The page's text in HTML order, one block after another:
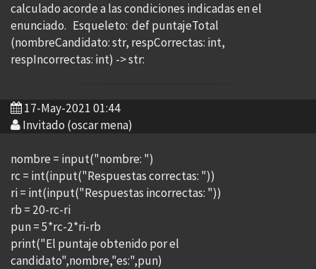
calculado acorde a las condiciones indicadas en el
enunciado. Esqueleto: def puntajeTotal
(nombreCandidato: str, respCorrectas: int,
respIncorrectas: int) -> str:
17-May-2021 01:44
Invitado (oscar mena)
nombre = input("nombre: ")
rc = int(input("Respuestas correctas: "))
ri = int(input("Respuestas incorrectas: "))
rb = 20-rc-ri
pun = 5*rc-2*ri-rb
print("El puntaje obtenido por el
candidato",nombre,"es:",pun)